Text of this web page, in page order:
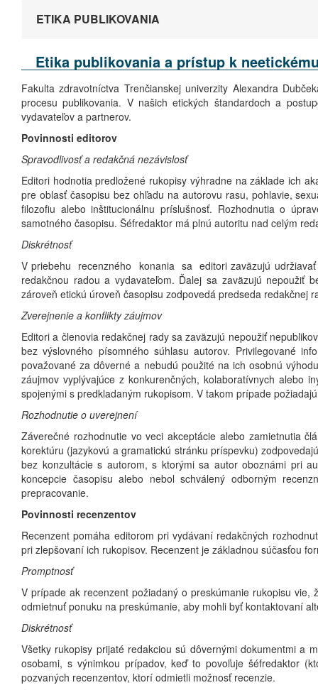
ETIKA PUBLIKOVANIA
Etika publikovania a prístup k
Fakulta zdravotníctva Trenčianskej univerzity Alexandra
procesu publikovania. V našich etických štandardoch a
vydavateľov a partnerov.
Povinnosti editorov
Spravodlivosť a redakčná nezávislosť
Editori hodnotia predložené rukopisy výhradne na základe ich
pre oblasť časopisu bez ohľadu na autorovu rasu, pohlavie,
filozofiu alebo inštitucionálnu príslušnosť. Rozhodnutia o
samotného časopisu. Šéfredaktor má plnú autoritu nad celým
Diskrétnosť
V priebehu recenzného konania sa editori zaväzujú udržiavať
redakčnou radou a vydavateľom. Ďalej sa zaväzujú nepoužiť
zároveň etickú úroveň časopisu zodpovedá predseda redakčnej
Zverejnenie a konflikty záujmov
Editori a členovia redakčnej rady sa zaväzujú nepoužiť
bez výslovného písomného súhlasu autorov. Privilegované
považované za dôverné a nebudú použité na ich osobnú
záujmov vyplývajúce z konkurenčných, kolaboratívnych alebo
spojenými s predkladaným rukopisom. V takom prípade
Rozhodnutie o uverejnení
Záverečné rozhodnutie vo veci akceptácie alebo zamietnutia
korektúru (jazykovú a gramatickú stránku príspevku)
bez konzultácie s autorom, s ktorými sa autor oboznámi pri
koncepcie časopisu alebo nebol schválený odborným
prepracovanie.
Povinnosti recenzentov
Recenzent pomáha editorom pri vydávaní redakčných
pri zlepšovaní ich rukopisov. Recenzent je základnou súčasťou
Promptnosť
V prípade ak recenzent požiadaný o preskúmanie rukopisu
odmietnuť ponuku na preskúmanie, aby mohli byť kontaktovaní
Diskrétnosť
Všetky rukopisy prijaté redakciou sú dôvernými dokumentmi a
osobami, s výnimkou prípadov, keď to povoľuje šéfredaktor
pozvaných recenzentov, ktorí odmietli možnosť recenzie.